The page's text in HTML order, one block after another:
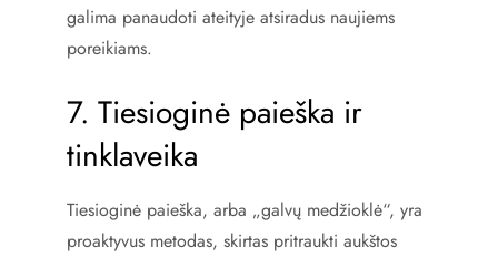
galima panaudoti ateityje atsiradus naujiems
poreikiams.
7. Tiesioginė paieška ir
tinklaveika
Tiesioginė paieška, arba „galvų medžioklė“, yra
proaktyvus metodas, skirtas pritraukti aukštos